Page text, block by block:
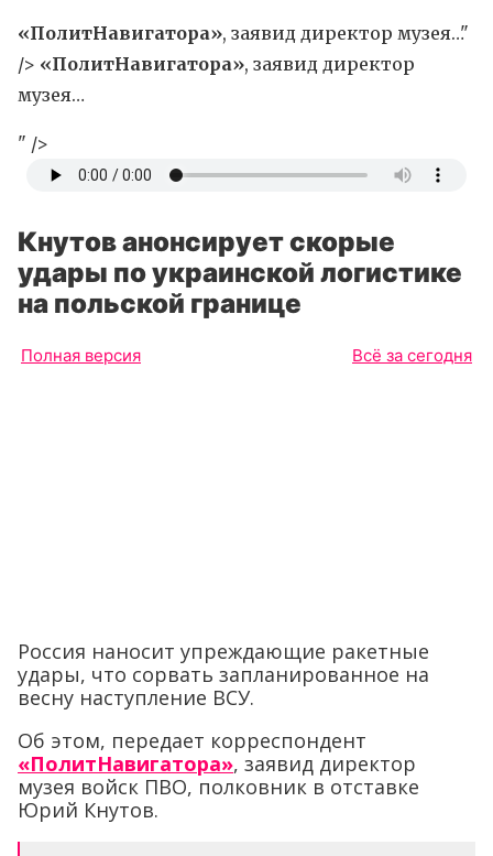
«ПолитНавигатора», заявид директор музея…"
/> «ПолитНавигатора», заявид директор
музея…
" />
Кнутов анонсирует скорые
удары по украинской логистике
на польской границе
Полная версия Всё за сегодня
Россия наносит упреждающие ракетные
удары, что сорвать запланированное на
весну наступление ВСУ.
Об этом, передает корреспондент
«ПолитНавигатора», заявид директор
музея войск ПВО, полковник в отставке
Юрий Кнутов.